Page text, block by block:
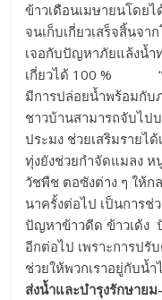
ข้าวเดือนเมษายนโดย
จนเก็บเกี่ยวเสร็จสิ้นจา
เจอกับปัญหาภัยแล้งน้ำ
เกี่ยวได้ 100 % “ยิ่ง
มีการปล่อยน้ำพร้อมกับ
ชาวบ้านสามารถจับไป
ประมง ช่วยเสริมรายไ
ทุ่งยังช่วยกำจัดแมลง
วัชพืช ตอซังต่าง ๆ ให้ก
นาครั้งต่อไป เป็นการ
ปัญหาข้าวดีด ข้าวเด้ง
อีกต่อไป เพราะการปรั
ช่วยให้พวกเราอยู่กับน้ำ
ส่งน้ำและบำรุงรักษายม